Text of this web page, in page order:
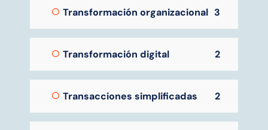
Transformación organizacional 3
Transformación digital 2
Transacciones simplificadas 2